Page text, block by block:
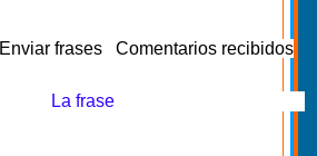
Enviar frases Comentarios recibidos
La frase